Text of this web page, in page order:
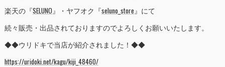
楽天の『SELUNO』・ヤフオク『seluno_store』にて
続々販売・出品されておりますのでよろしくお願いいたします。
◆◆ウリドキで当店が紹介されました！◆◆
https://uridoki.net/kagu/kiji_48460/